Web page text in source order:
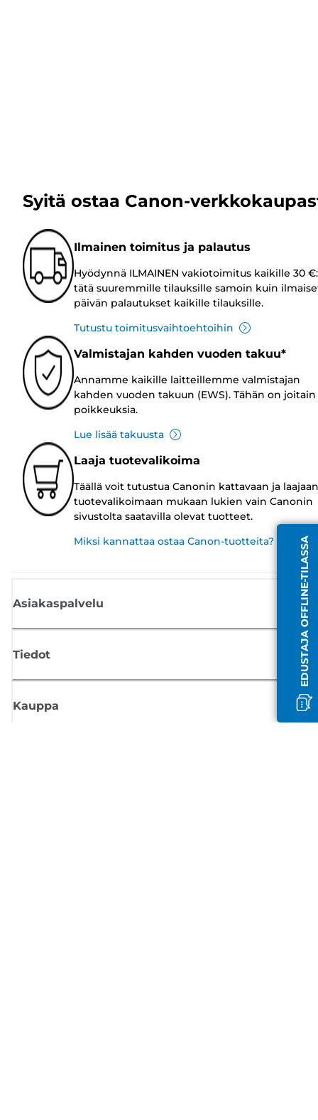
EDUSTAJA OFFLINE-TILASSA
Syitä ostaa Canon-
Ilmainen toimitus ja palautus
Hyödynnä ILMAINEN vakiotoimitus kaikille 30
tätä suuremmille tilauksille samoin kuin
päivän palautukset kaikille tilauksille.
Tutustu toimitusvaihtoehtoihin
Valmistajan kahden vuoden takuu*
Annamme kaikille laitteillemme valmistajan
kahden vuoden takuun (EWS). Tähän on joitain
poikkeuksia.
Lue lisää takuusta
Laaja tuotevalikoima
Täällä voit tutustua Canonin kattavaan ja laajaan
tuotevalikoimaan mukaan lukien vain Canonin
sivustolta saatavilla olevat tuotteet.
Miksi kannattaa ostaa Canon-tuotteita?
Asiakaspalvelu
Tiedot
Kauppa